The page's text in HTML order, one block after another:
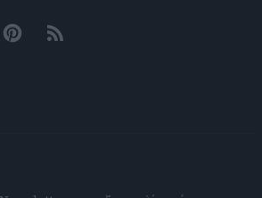
PinterestRSS feeds